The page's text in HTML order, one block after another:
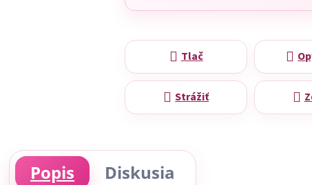
Tlač
Strážiť
Popis Diskusia